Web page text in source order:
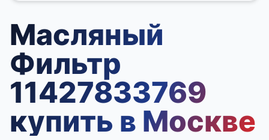
Масляный
Фильтр
11427833769
купить в Москве